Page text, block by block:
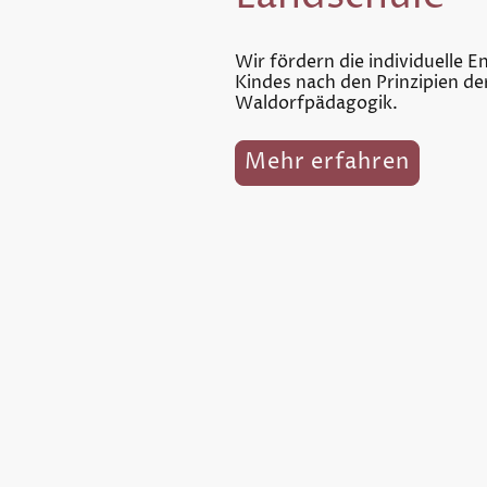
Wir fördern die individuelle
Kindes nach den Prinzipien
Waldorfpädagogik.
Mehr erfahren